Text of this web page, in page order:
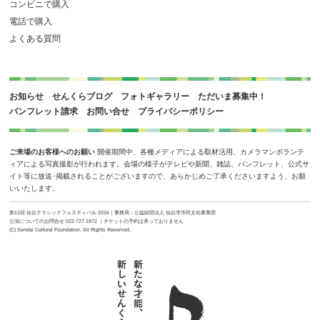
コンビニで購入
電話で購入
よくある質問
お知らせ せんくらブログ フォトギャラリー
ただいま募集中！
パンフレット請求
お問い合せ プライバシーポリシー
ご来場のお客様へのお願い 開催期間中、各種メディアによる取材活用、カメラマンボランテ
ィアによる写真撮影が行われます。会場の様子がテレビや新聞、雑誌、パンフレット、公式サ
イト等に放送･掲載されることがございますので、あらかじめご了承くださいますよう、お願
いいたします。
第11回 仙台クラシックフェスティバル 2016｜事務局：公益財団法人 仙台市市民文化事業団
公演についてのお問合せ 022-727-1872 ｜チケットの予約は承っておりません
(C) Sendai Cultural Foundation. All Rights Reserved.